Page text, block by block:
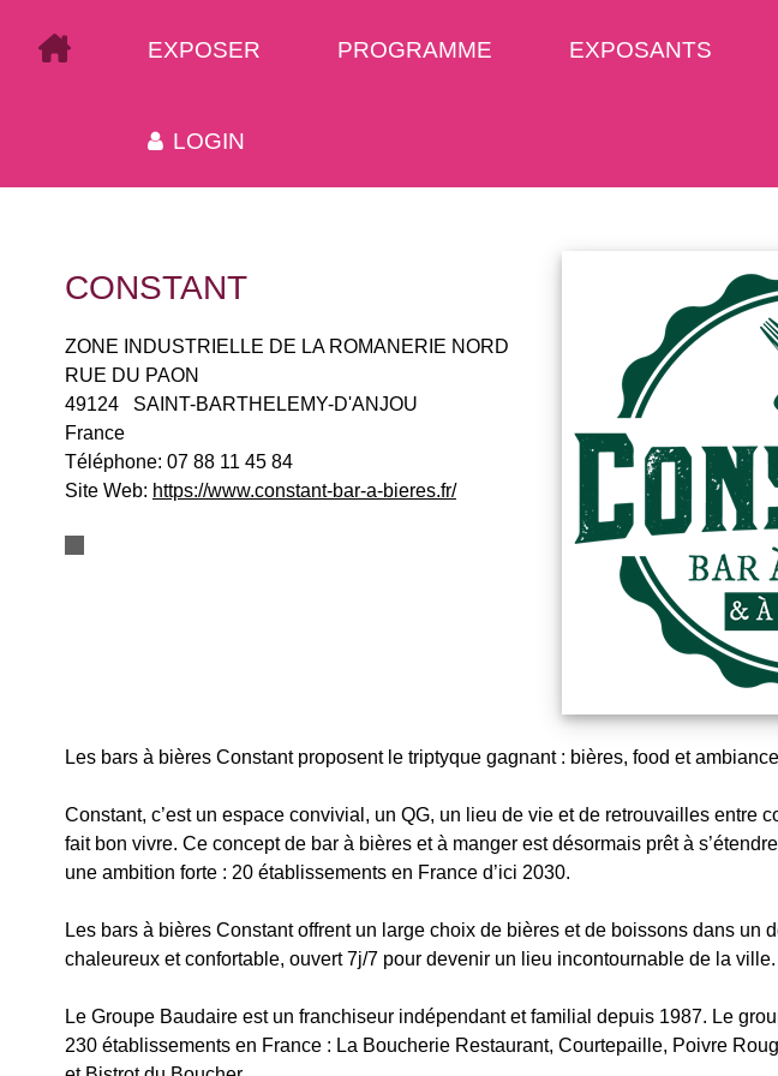
EXPOSER PROGRAMME EXPOSANTS
LOGIN
CONSTANT
ZONE INDUSTRIELLE DE LA ROMANERIE NORD
RUE DU PAON
49124
SAINT-BARTHELEMY-D'ANJOU
France
Téléphone: 07 88 11 45 84
Site Web: https://www.constant-bar-a-bieres.fr/
Les bars à bières Constant proposent le triptyque gagnant : bières, food et
Constant, c’est un espace convivial, un QG, un lieu de vie et de retrouvailles entre
fait bon vivre. Ce concept de bar à bières et à manger est désormais prêt à
une ambition forte : 20 établissements en France d’ici 2030.
Les bars à bières Constant offrent un large choix de bières et de boissons dans un
chaleureux et confortable, ouvert 7j/7 pour devenir un lieu incontournable de la ville.
Le Groupe Baudaire est un franchiseur indépendant et familial depuis 1987. Le
230 établissements en France : La Boucherie Restaurant, Courtepaille, Poivre